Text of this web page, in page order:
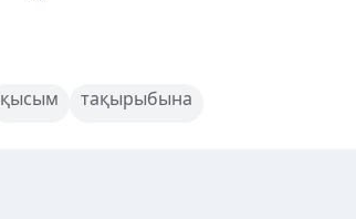
қысым тақырыбына